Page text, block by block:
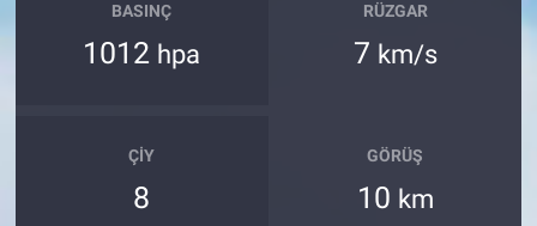
BASINÇ
1012 hpa
RÜZGAR
7 km/s
ÇIY
8
GÖRÜŞ
10 km